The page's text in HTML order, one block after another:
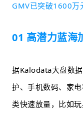
GMV已突破1600万
01 高潜力蓝海
据Kalodata大盘数
护、手机数码、家
类快速放量，比如